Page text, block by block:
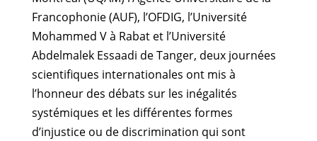
Francophonie (AUF), l’OFDIG, l’Université
Mohammed V à Rabat et l’Université
Abdelmalek Essaadi de Tanger, deux journées
scientifiques internationales ont mis à
l’honneur des débats sur les inégalités
systémiques et les différentes formes
d’injustice ou de discrimination qui sont